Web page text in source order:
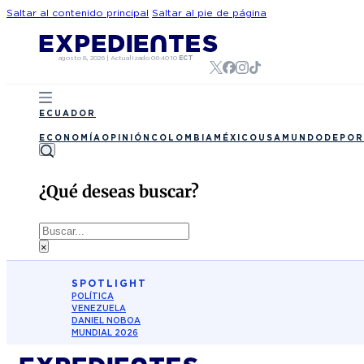
Saltar al contenido principal Saltar al pie de página
agosto 8, 2026 | Actualizado 06:40:10 ECT
ECUADOR
ECONOMÍA OPINIÓN COLOMBIA MÉXICO USA MUNDO
¿Qué deseas buscar?
Buscar
×
SPOTLIGHT
POLÍTICA
VENEZUELA
DANIEL NOBOA
MUNDIAL 2026